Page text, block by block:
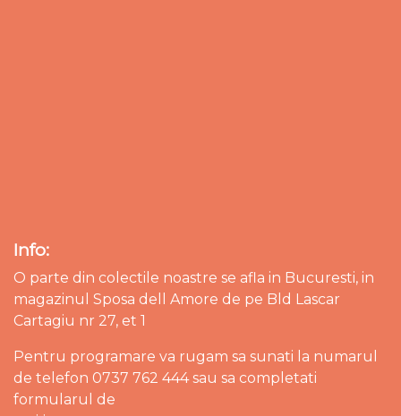
Info:
O parte din colectile noastre se afla in Bucuresti, in
magazinul Sposa dell Amore de pe Bld Lascar
Cartagiu nr 27, et 1
Pentru programare va rugam sa sunati la numarul
de telefon 0737 762 444 sau sa completati
formularul de